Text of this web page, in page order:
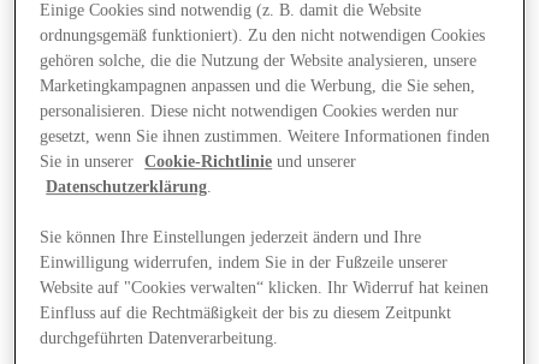
Angebote
Einige Cookies sind notwendig (z. B. damit die Website
ordnungsgemäß funktioniert). Zu den nicht notwendigen Cookies
gehören solche, die die Nutzung der Website analysieren, unsere
Marketingkampagnen anpassen und die Werbung, die Sie sehen,
personalisieren. Diese nicht notwendigen Cookies werden nur
gesetzt, wenn Sie ihnen zustimmen. Weitere Informationen finden
Sie in unserer
Cookie-Richtlinie und unserer
Datenschutzerklärung.
Sie können Ihre Einstellungen jederzeit ändern und Ihre
Einwilligung widerrufen, indem Sie in der Fußzeile unserer
Website auf "Cookies verwalten“ klicken. Ihr Widerruf hat keinen
Einfluss auf die Rechtmäßigkeit der bis zu diesem Zeitpunkt
durchgeführten Datenverarbeitung.